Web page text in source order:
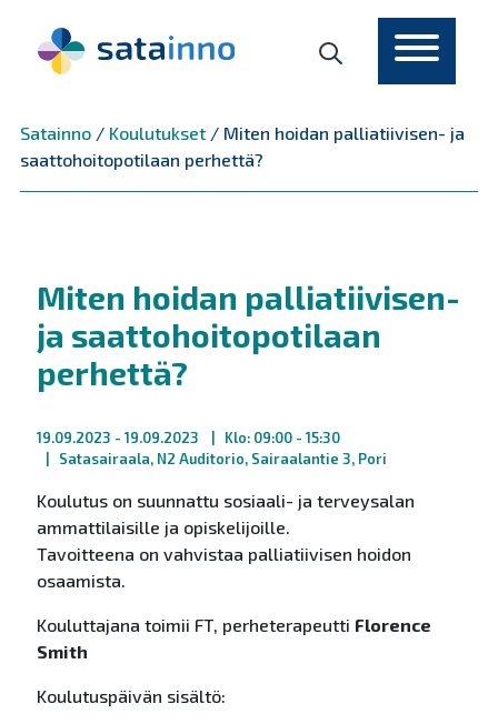
Satainno/ Koulutukset/ Miten hoidan palliatiivisen- ja
saattohoitopotilaan perhettä?
Miten hoidan palliatiivisen-
ja saattohoitopotilaan
perhettä?
19.09.2023 - 19.09.2023
Klo: 09:00 - 15:30
Satasairaala, N2 Auditorio, Sairaalantie 3, Pori
Koulutus on suunnattu sosiaali- ja terveysalan
ammattilaisille ja opiskelijoille.
Tavoitteena on vahvistaa palliatiivisen hoidon
osaamista.
Kouluttajana toimii FT, perheterapeutti Florence
Smith
Koulutuspäivän sisältö: